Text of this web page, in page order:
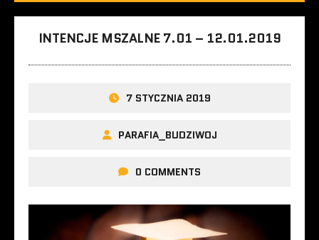
INTENCJE MSZALNE 7.01 – 12.01.2019
7 STYCZNIA 2019
PARAFIA_BUDZIWOJ
0 COMMENTS